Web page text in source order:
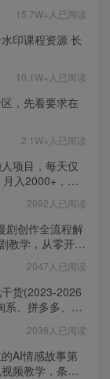
15.7W+人已阅读
印课程资源 长
10.1W+人已阅读
，先看要求在
2.1W+人已阅读
项目，每天仅
入2000+，纯
2092人已阅读
剧创作全流程解
教学，从零开始
2047人已阅读
货(2023-2026
系、拼多多、抖
、提效率、稳
)
2036人已阅读
AI情感故事第
频教学，条条